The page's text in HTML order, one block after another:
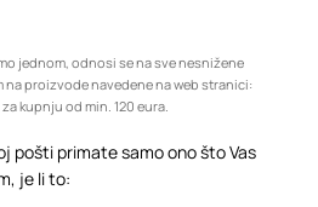
jednom, odnosi se na sve nesnižene
na proizvode navedene na web stranici:
kupnju od min. 120 eura.
pošti primate samo ono što Vas
je li to: